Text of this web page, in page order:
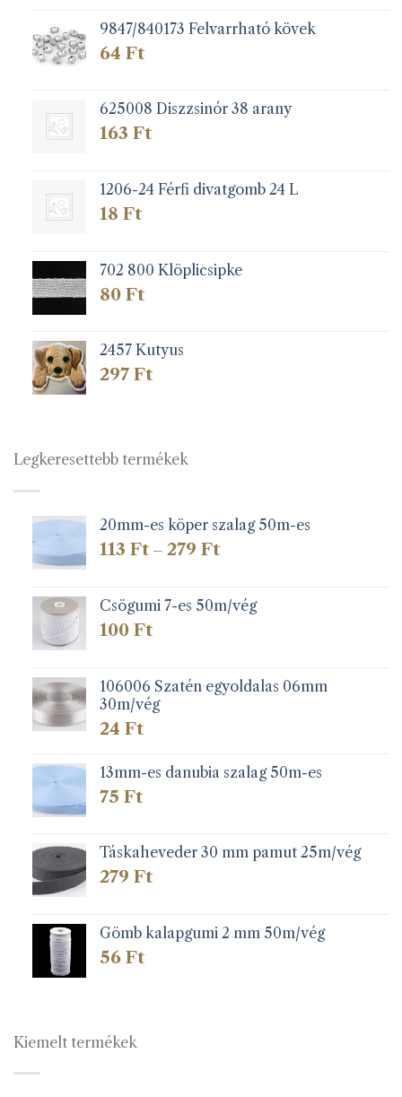
9847/840173 Felvarrható kövek
64 Ft
625008 Diszzsinór 38 arany
163 Ft
1206-24 Férfi divatgomb 24 L
18 Ft
702 800 Klöplicsipke
80 Ft
2457 Kutyus
297 Ft
Legkeresettebb termékek
20mm-es köper szalag 50m-es
113 Ft – 279 FtÁrtartomány:
279 Ft
Csögumi 7-es 50m/vég
100 Ft
106006 Szatén egyoldalas 06mm
30m/vég
24 Ft
13mm-es danubia szalag 50m-es
75 Ft
Táskaheveder 30 mm pamut 25m/vég
279 Ft
Gömb kalapgumi 2 mm 50m/vég
56 Ft
Kiemelt termékek